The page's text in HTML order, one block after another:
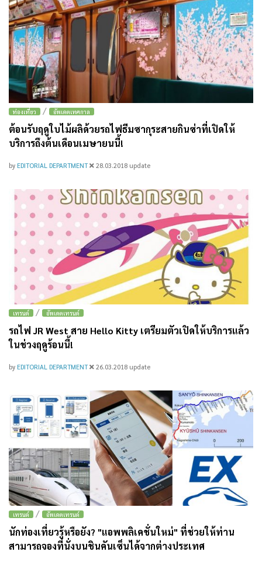
ท่องเที่ยว / อัพเดตเทศกาล
ต้อนรับฤดูใบไม้ผลิด้วยรถไฟธีมซากุระสายกินซ่าที่เปิดให้
บริการถึงต้นเดือนเมษายนนี้!
by EDITORIAL DEPARTMENT 28.03.2018 update
เทรนด์ / อัพเดตเทรนด์
รถไฟ JR West สาย Hello Kitty เตรียมตัวเปิดให้บริการแล้ว
ในช่วงฤดูร้อนนี้!
by EDITORIAL DEPARTMENT 26.03.2018 update
เทรนด์ / อัพเดตเทรนด์
นักท่องเที่ยวรู้หรือยัง? "แอพพลิเคชั่นใหม่" ที่ช่วยให้ท่าน
สามารถจองที่นั่งบนชินคันเซ็นได้จากต่างประเทศ